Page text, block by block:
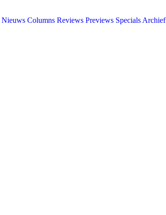
Nieuws Columns Reviews Previews Specials Archief